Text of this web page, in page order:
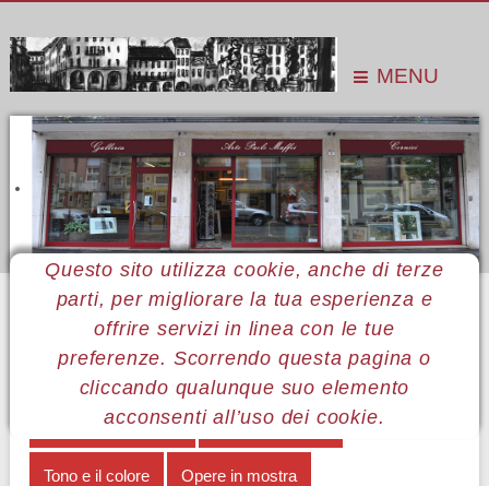
MENU
Questo sito utilizza cookie, anche di terze
parti, per migliorare la tua esperienza e
offrire servizi in linea con le tue
preferenze. Scorrendo questa pagina o
cliccando qualunque suo elemento
acconsenti all’uso dei cookie.
Sei qui: Home Le mostre
Mostre 2017
Tono Zancanaro
Le opere
MENÙ TONO ZANCANARO COLORE
Un TONO di colore Note biografiche
Tono e il colore Opere in mostra